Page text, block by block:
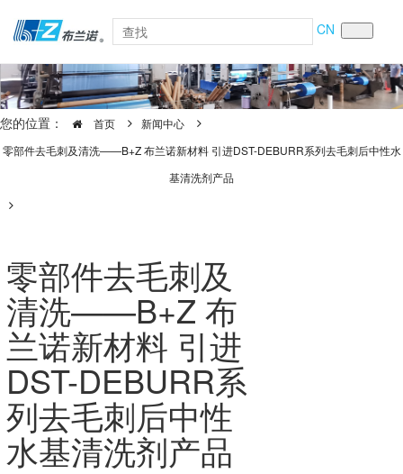
CN
您的位置： 首页
新闻中心
零部件去毛刺及清洗——B+Z 布兰诺新材料 引进DST-DEBURR系列去毛刺后中性水
基清洗剂产品
零部件去毛刺及
清洗——B+Z 布
兰诺新材料 引进
DST-DEBURR系
列去毛刺后中性
水基清洗剂产品